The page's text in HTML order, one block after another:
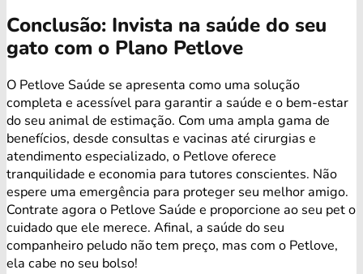
Conclusão: Invista na saúde do seu
gato com o Plano Petlove
O Petlove Saúde se apresenta como uma solução
completa e acessível para garantir a saúde e o bem-estar
do seu animal de estimação. Com uma ampla gama de
benefícios, desde consultas e vacinas até cirurgias e
atendimento especializado, o Petlove oferece
tranquilidade e economia para tutores conscientes. Não
espere uma emergência para proteger seu melhor amigo.
Contrate agora o Petlove Saúde e proporcione ao seu pet o
cuidado que ele merece. Afinal, a saúde do seu
companheiro peludo não tem preço, mas com o Petlove,
ela cabe no seu bolso!